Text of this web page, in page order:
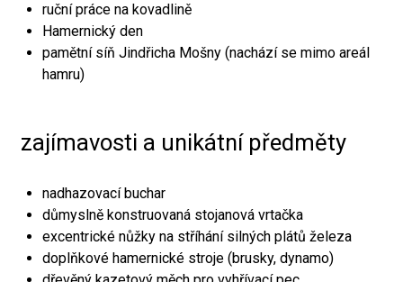
ruční práce na kovadlině
Hamernický den
pamětní síň Jindřicha Mošny (nachází se mimo areál
hamru)
zajímavosti a unikátní předměty
nadhazovací buchar
důmyslně konstruovaná stojanová vrtačka
excentrické nůžky na stříhání silných plátů železa
doplňkové hamernické stroje (brusky, dynamo)